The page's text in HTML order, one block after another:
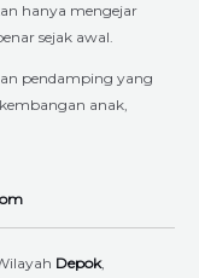
hanya mengejar
sejak awal.
pendamping yang
anak,
Depok,